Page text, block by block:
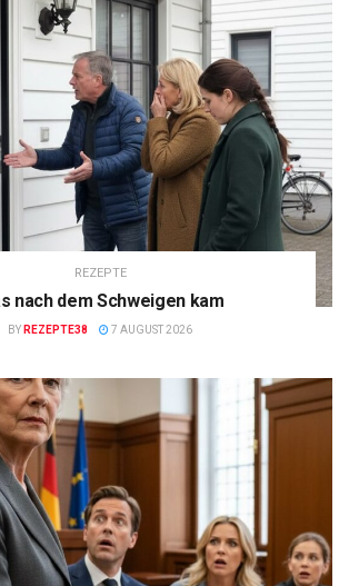
REZEPTE
nach dem Schweigen kam
BY REZEPTE38 7 AUGUST 2026